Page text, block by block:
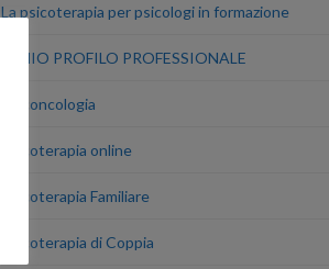
La psicoterapia per psicologi in formazione
IL MIO PROFILO PROFESSIONALE
Psiconcologia
Psicoterapia online
Psicoterapia Familiare
Psicoterapia di Coppia